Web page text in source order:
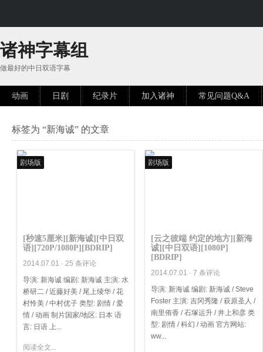
诸神字幕组
做最好的中日双语字幕
动画 日剧 纪录片 加入诸神 常见问题Q&A
标签为 “新海诚” 的文章
剧场版
[秒速5厘米][新海诚][中日双
语][720P/1080P][BDRIP]
2014.07.01 · 25 条评论
导演: 新海诚 编剧: 新海诚 主演: 水
桥研二 / 近藤好美 / 尾上绫华 / 花
村怜美 / 中村优子 类型: 剧情 / 爱
情 / 动画 制片国家/地区: 日本 语
言: 日语 上...
阅读全文...
剧场版
[云之彼端 约定的地方][新海
诚][中日双语][1080P]
[BDRIP]
2014.07.01 · 7 条评论
导演: 新海诚 编剧: 新海诚 / Steve
Foster 主演: 吉冈秀隆 / 萩原圣人 /
南里侑香 / 石塚运升 / 井上和彦 类
型: 剧情 / 科幻 / 动画 官方网站:
ww...